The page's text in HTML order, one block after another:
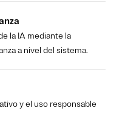
la IA mediante la
a nivel del sistema.
y el uso responsable